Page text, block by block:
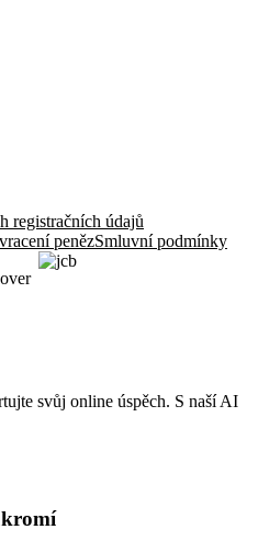
registračních údajů
penězSmluvní podmínky
svůj online úspěch. S naší AI